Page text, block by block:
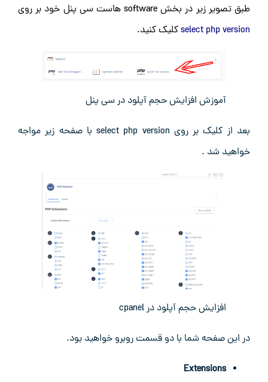
طبق تصویر زیر در بخش software هاست سی پنل خود بر روی
select php versionکلیک کنید.
آموزش افزایش حجم آپلود در سی پنل
بعد از کلیک بر روی select php version با صفحه زیر مواجه
خواهید شد .
افزایش حجم آپلود در cpanel
در این صفحه شما با دو قسمت روبرو خواهید بود.
Extensions